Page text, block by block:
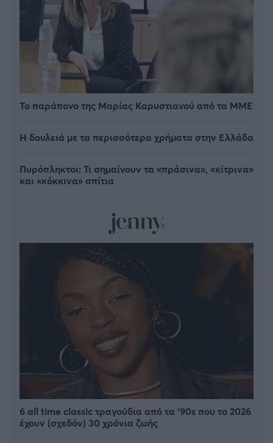
Το παράπονο της Μαρίας Καρυστιανού από τα ΜΜΕ
Η δουλειά με τα περισσότερα χρήματα στην Ελλάδα
Πυρόπληκτοι: Τι σημαίνουν τα «πράσινα», «κίτρινα»
και «κόκκινα» σπίτια
6 all time classic τραγούδια από τα ‘90s που το 2026
έχουν (σχεδόν) 30 χρόνια ζωής